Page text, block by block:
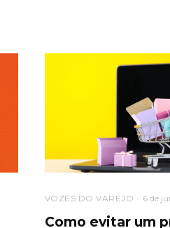
VOZES DO VAREJO 6 de
Como evitar um